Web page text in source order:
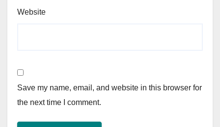
Website
Save my name, email, and website in this browser for
the next time I comment.